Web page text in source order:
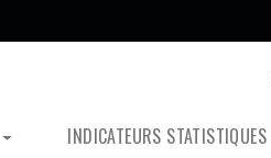
INDICATEURS STATISTIQUES